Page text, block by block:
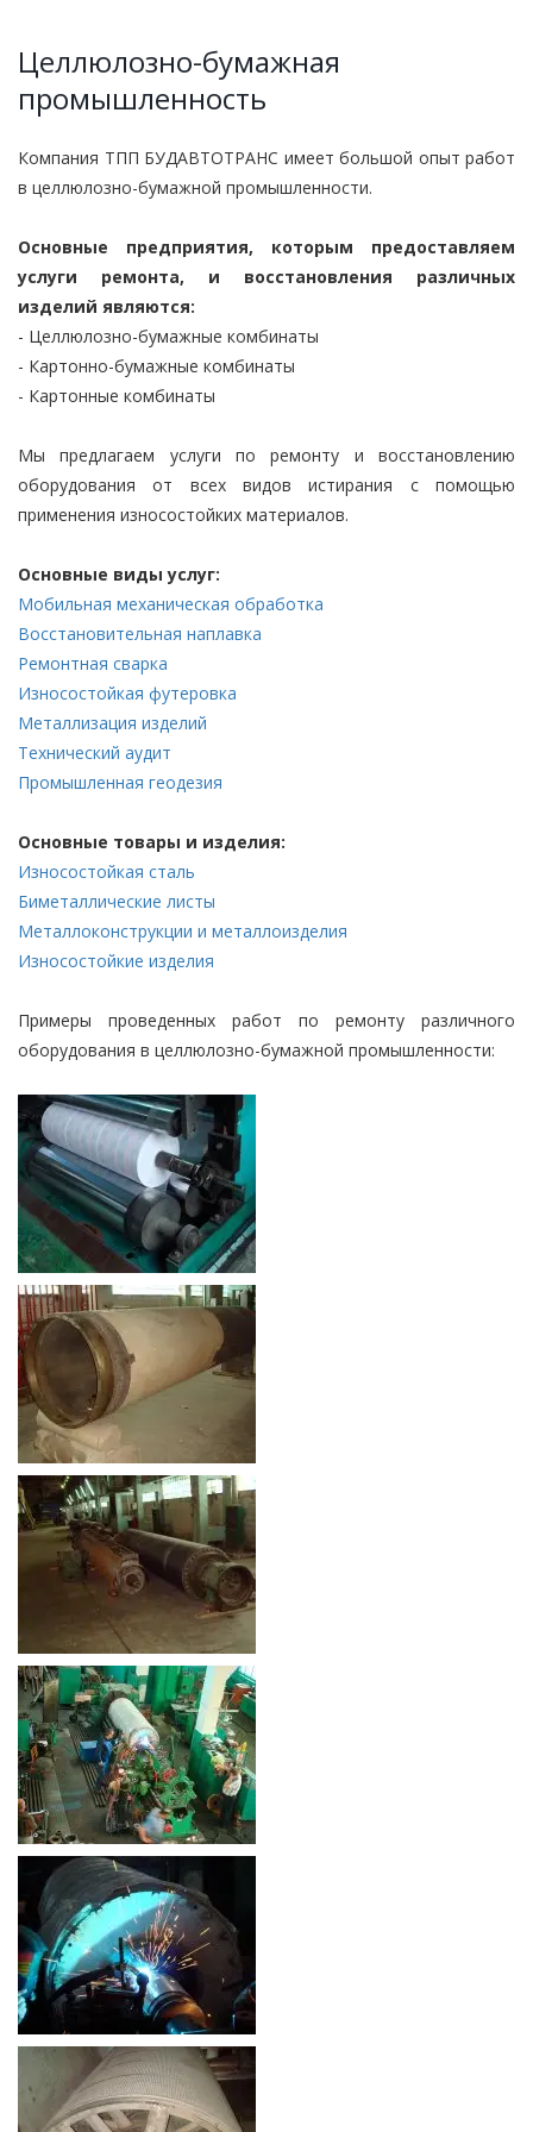
Целлюлозно-бумажная
промышленность
Компания ТПП БУДАВТОТРАНС имеет большой опыт работ
в целлюлозно-бумажной промышленности.
Основные предприятия, которым предоставляем
услуги ремонта, и восстановления различных
изделий являются:
- Целлюлозно-бумажные комбинаты
- Картонно-бумажные комбинаты
- Картонные комбинаты
Мы предлагаем услуги по ремонту и восстановлению
оборудования от всех видов истирания с помощью
применения износостойких материалов.
Основные виды услуг:
Мобильная механическая обработка
Восстановительная наплавка
Ремонтная сварка
Износостойкая футеровка
Металлизация изделий
Технический аудит
Промышленная геодезия
Основные товары и изделия:
Износостойкая сталь
Биметаллические листы
Металлоконструкции и металлоизделия
Износостойкие изделия
Примеры проведенных работ по ремонту различного
оборудования в целлюлозно-бумажной промышленности: